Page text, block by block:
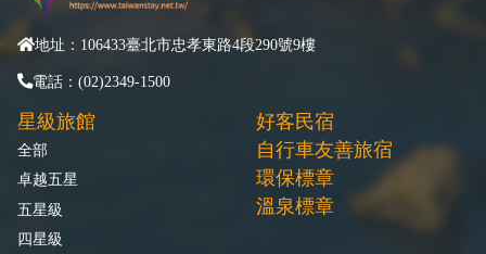
地址：106433臺北市忠孝東路4段290號9樓
電話：(02)2349-1500
星級旅館
全部
卓越五星
五星級
四星級
好客民宿
自行車友善旅宿
環保標章
溫泉標章